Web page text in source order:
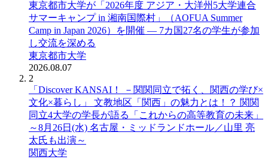
東京都市大学が「2026年度 アジア・大洋州5大学連合
サマーキャンプ in 湘南国際村」（AOFUA Summer
Camp in Japan 2026）を開催 ― 7カ国27名の学生が参加
し交流を深める
東京都市大学
2026.08.07
2
「Discover KANSAI！ －関関同立で拓く、関西の学び×
文化×暮らし」 文教地区「関西」の魅力とは！？ 関関
同立4大学の学長が語る「これからの高等教育の未来」
～8月26日(水) 名古屋・ミッドランドホール／山里 亮
太氏も出演～
関西大学